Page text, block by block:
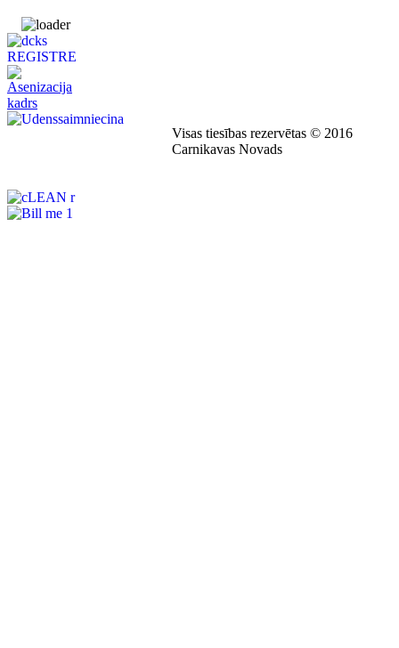
Visas tiesības rezervētas © 2016
Carnikavas Novads